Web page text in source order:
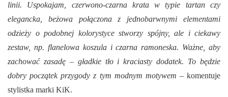
linii. Uspokajam, czerwono-czarna krata w typie tartan czy
elegancka, beżowa połączona z jednobarwnymi elementami
odzieży o podobnej kolorystyce stworzy spójny, ale i ciekawy
zestaw, np. flanelowa koszula i czarna ramoneska. Ważne, aby
zachować zasadę – gładkie tło i kraciasty dodatek. To będzie
dobry początek przygody z tym modnym motywem – komentuje
stylistka marki KiK.